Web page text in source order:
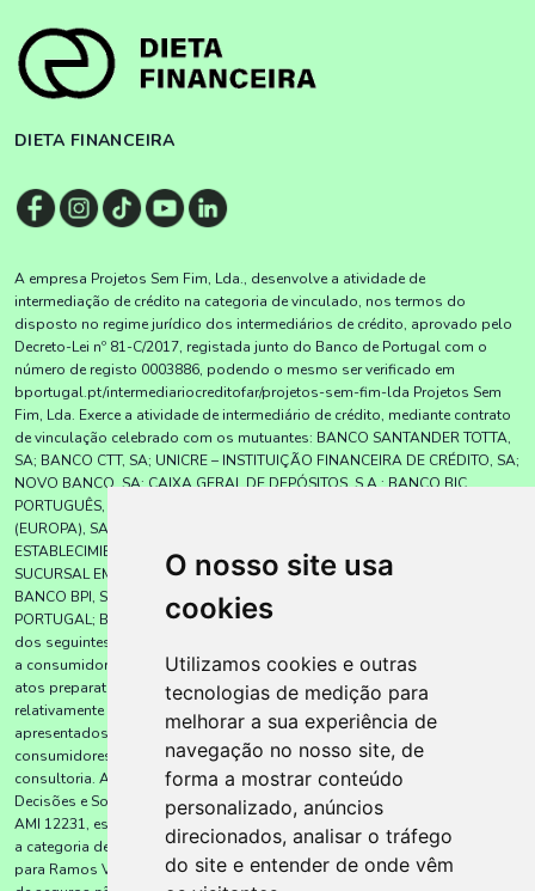
O nosso site usa
cookies
Utilizamos cookies e outras
tecnologias de medição para
melhorar a sua experiência de
navegação no nosso site, de
forma a mostrar conteúdo
personalizado, anúncios
direcionados, analisar o tráfego
do site e entender de onde vêm
DIETA FINANCEIRA
A empresa Projetos Sem Fim, Lda., desenvolve a atividade de
intermediação de crédito na categoria de vinculado, nos termos do
disposto no regime jurídico dos intermediários de crédito, aprovado pelo
Decreto-Lei nº 81-C/2017, registada junto do Banco de Portugal com o
número de registo 0003886, podendo o mesmo ser verificado em
bportugal.pt/intermediariocreditofar/projetos-sem-fim-lda Projetos Sem
Fim, Lda. Exerce a atividade de intermediário de crédito, mediante contrato
de vinculação celebrado com os mutuantes: BANCO SANTANDER TOTTA,
SA; BANCO CTT, SA; UNICRE – INSTITUIÇÃO FINANCEIRA DE CRÉDITO, SA;
NOVO BANCO, SA; CAIXA GERAL DE DEPÓSITOS, S.A.; BANCO BIC
PORTUGUÊS, SA; BNI – BANCO DE NEGÓCIOS INTERNACIONAL
(EUROPA), SA; UNION DE CRÉDITOS INMOBILIÁRIOS, S.A.,
ESTABLECIMIENTO FINANCIERO DE CRÉDITO (SOCIEDAD UNIPERSONAL) –
SUCURSAL EM PORTUGAL; BANKINTER, SA – SUCURSAL EM PORTUGAL;
BANCO BPI, SA; BNP PARIBAS PERSONAL FINANCE, S.A. – SUCURSAL EM
PORTUGAL; BANCO CETELEM, SA., sem exclusividade, para a prestação
dos seguintes serviços: apresentação ou proposta de contratos de crédito
a consumidores; assistência a consumidores, mediante a realização de
atos preparatórios ou de outros; trabalhos de gestão pré-contratual
relativamente a contratos de crédito que não tenham sido por si
apresentados ou propostos; celebração de contratos de crédito com
consumidores em nome dos mutuantes; e prestação de serviços de
consultoria. A empresa Projetos Sem Fim, Lda. tem a Lic. AMI 12231). A
Decisões e Soluções – Alenquer (Projetos sem Fim, Lda.), com a licença
AMI 12231, está, desde 29 de setembro de 2009, inscrita junto da ASF com
a categoria de Agência de Seguros, sob o nº 409311648, com autorização
para Ramos Vida e Não Vida, verificáveis em www.asf.com.pt. O mediador